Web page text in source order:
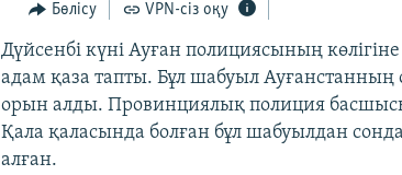
Бөлісу VPN-сіз оқу
Дүйсенбі күні Ауған полициясының
адам қаза тапты. Бұл шабуыл Ауғанстанның
орын алды. Провинциялық полиция
Қала қаласында болған бұл шабуылдан
алған.